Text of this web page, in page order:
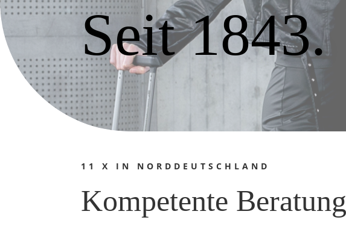
Seit 1843.
11 X IN NORDDEUTSCHLAND
Kompetente Beratung